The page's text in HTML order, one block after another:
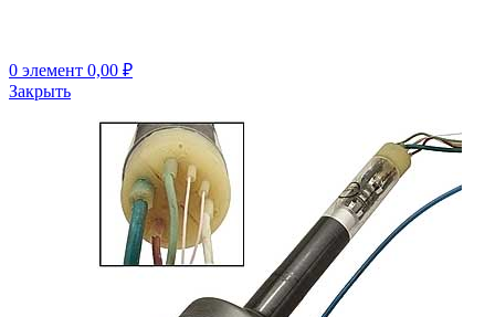
0 элемент 0,00 ₽
Закрыть